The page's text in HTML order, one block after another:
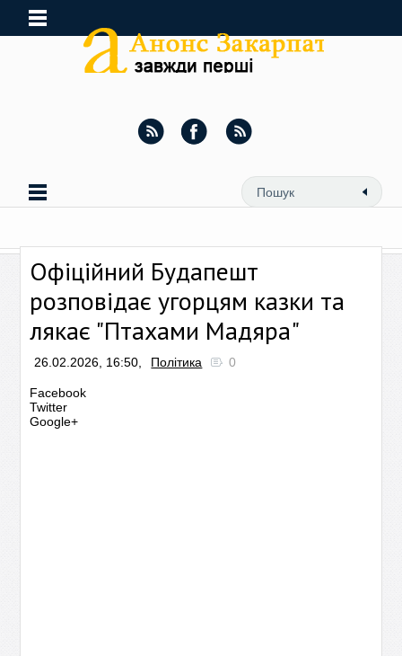
Офіційний Будапешт
розповідає угорцям казки та
лякає "Птахами Мадяра"
26.02.2026, 16:50, Політика 0
Facebook
Twitter
Google+